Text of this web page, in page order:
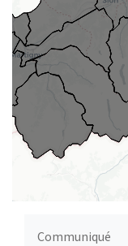
Communiqué